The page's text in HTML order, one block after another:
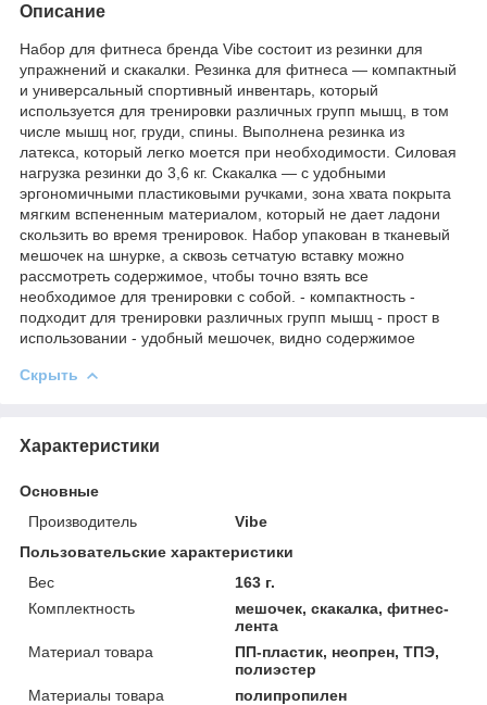
Описание
Набор для фитнеса бренда Vibe состоит из резинки для
упражнений и скакалки. Резинка для фитнеса — компактный
и универсальный спортивный инвентарь, который
используется для тренировки различных групп мышц, в том
числе мышц ног, груди, спины. Выполнена резинка из
латекса, который легко моется при необходимости. Силовая
нагрузка резинки до 3,6 кг. Скакалка — с удобными
эргономичными пластиковыми ручками, зона хвата покрыта
мягким вспененным материалом, который не дает ладони
скользить во время тренировок. Набор упакован в тканевый
мешочек на шнурке, а сквозь сетчатую вставку можно
рассмотреть содержимое, чтобы точно взять все
необходимое для тренировки с собой. - компактность -
подходит для тренировки различных групп мышц - прост в
использовании - удобный мешочек, видно содержимое
Скрыть
Характеристики
Основные
Производитель
Vibe
Пользовательские характеристики
Вес
163 г.
Комплектность
мешочек, скакалка, фитнес-
лента
Материал товара
ПП-пластик, неопрен, ТПЭ,
полиэстер
Материалы товара
полипропилен